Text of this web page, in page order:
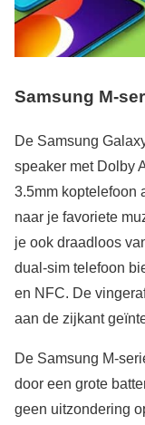
Samsung M-
De Samsung
speaker met Dolby
3.5mm koptelefoon
naar je favoriete
je ook draadloos
dual-sim telefoon
en NFC. De
aan de zijkant
De Samsung M-
door een grote
geen uitzondering